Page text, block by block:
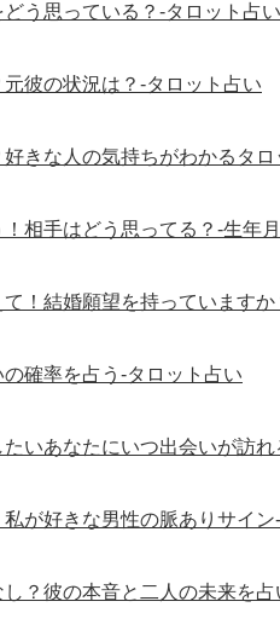
う思っている？-タロット占い
彼の状況は？-タロット占い
きな人の気持ちがわかるタロ
相手はどう思ってる？-生年
！結婚願望を持っています
確率を占う-タロット占い
たいあなたにいつ出会いが訪
私が好きな男性の脈ありサイ
？彼の本音と二人の未来を